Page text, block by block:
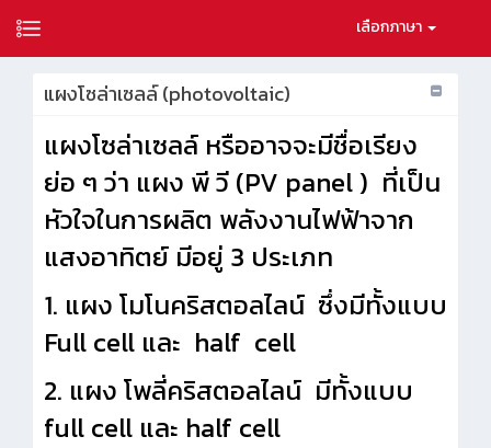
เลือกภาษา
แผงโซล่าเซลล์ (photovoltaic)
แผงโซล่าเซลล์ หรืออาจจะมีชื่อเรียง
ย่อ ๆ ว่า แผง พี วี (PV panel ) ที่เป็น
หัวใจในการผลิต พลังงานไฟฟ้าจาก
แสงอาทิตย์ มีอยู่ 3 ประเภท
1. แผง โมโนคริสตอลไลน์ ซึ่งมีทั้งแบบ
Full cell และ half cell
2. แผง โพลี่คริสตอลไลน์ มีทั้งแบบ
full cell และ half cell